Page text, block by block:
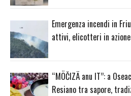
Emergenza incendi in
attivi, elicotteri in
“MÖČIZÄ anu IT”: a
Resiano tra sapore,